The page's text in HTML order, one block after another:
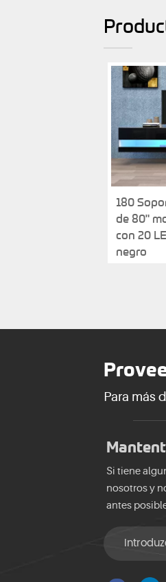
180
de 80"
con 20
negro
Para más
Si tiene
nosotros y
antes